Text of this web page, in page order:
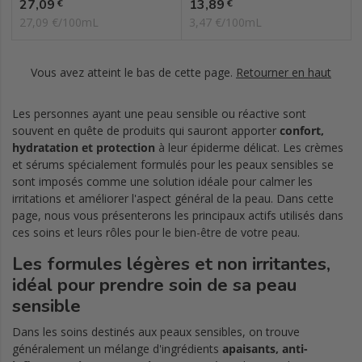
27,09 €
27,09 €/100mL
13,89 €
3,47 €/100mL
Vous avez atteint le bas de cette page. Retourner en haut
Les personnes ayant une peau sensible ou réactive sont
souvent en quête de produits qui sauront apporter confort,
hydratation et protection à leur épiderme délicat. Les crèmes
et sérums spécialement formulés pour les peaux sensibles se
sont imposés comme une solution idéale pour calmer les
irritations et améliorer l'aspect général de la peau. Dans cette
page, nous vous présenterons les principaux actifs utilisés dans
ces soins et leurs rôles pour le bien-être de votre peau.
Les formules légères et non irritantes,
idéal pour prendre soin de sa peau
sensible
Dans les soins destinés aux peaux sensibles, on trouve
généralement un mélange d'ingrédients apaisants, anti-